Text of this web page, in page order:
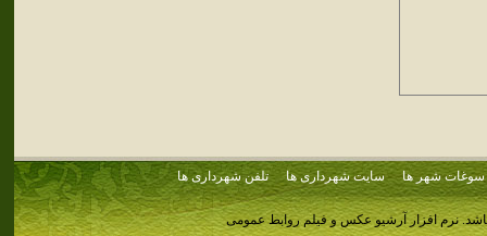
سوغات شهر ها سایت شهرداری ها تلفن شهرداری ها
نرم افزار آرشیو عکس و فیلم روابط عمومی